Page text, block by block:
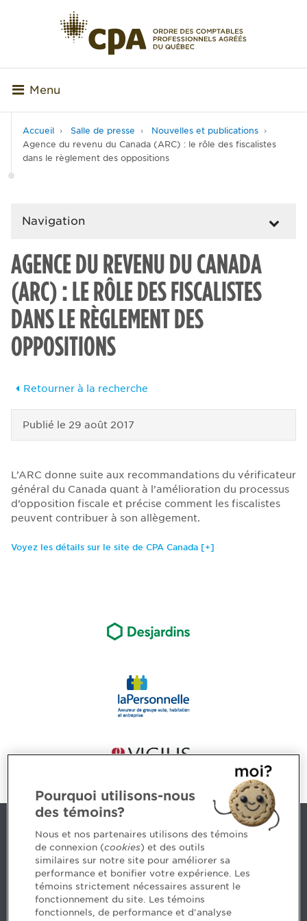
Menu
Accueil Salle de presse
Nouvelles et publications
Agence du revenu du Canada (ARC) : le rôle des fiscalistes
dans le règlement des oppositions
Navigation
AGENCE DU REVENU DU CANADA
(ARC) : LE RÔLE DES FISCALISTES
DANS LE RÈGLEMENT DES
OPPOSITIONS
Retourner à la recherche
Publié le 29 août 2017
L’ARC donne suite aux recommandations du vérificateur
général du Canada quant à l’amélioration du processus
d’opposition fiscale et précise comment les fiscalistes
peuvent contribuer à son allègement.
Voyez les détails sur le site de CPA Canada [+]
Nous joindre
5, Place Ville Marie, bureau 800, Montréal (Québec)
H3B 2G2
www.cpaquebec.ca
Des questions? Faites appel à notre équipe >
Pourquoi utilisons-nous
des témoins?
Nous et nos partenaires utilisons des témoins
de connexion (cookies) et des outils
similaires sur notre site pour améliorer sa
performance et bonifier votre expérience. Les
témoins strictement nécessaires assurent le
fonctionnement du site. Les témoins
fonctionnels, de performance et d'analyse